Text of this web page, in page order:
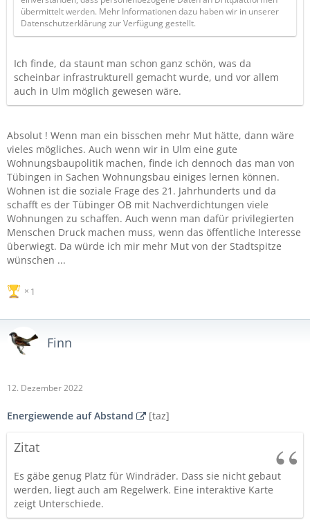
übermittelt werden. Mehr Informationen dazu haben wir in unserer
Datenschutzerklärung zur Verfügung gestellt.
Ich finde, da staunt man schon ganz schön, was da
scheinbar infrastrukturell gemacht wurde, und vor allem
auch in Ulm möglich gewesen wäre.
Absolut ! Wenn man ein bisschen mehr Mut hätte, dann wäre
vieles mögliches. Auch wenn wir in Ulm eine gute
Wohnungsbaupolitik machen, finde ich dennoch das man von
Tübingen in Sachen Wohnungsbau einiges lernen können.
Wohnen ist die soziale Frage des 21. Jahrhunderts und da
schafft es der Tübinger OB mit Nachverdichtungen viele
Wohnungen zu schaffen. Auch wenn man dafür privilegierten
Menschen Druck machen muss, wenn das öffentliche Interesse
überwiegt. Da würde ich mir mehr Mut von der Stadtspitze
wünschen ...
1
Finn
12. Dezember 2022
Energiewende auf Abstand [taz]
Zitat
Es gäbe genug Platz für Windräder. Dass sie nicht gebaut
werden, liegt auch am Regelwerk. Eine interaktive Karte
zeigt Unterschiede.